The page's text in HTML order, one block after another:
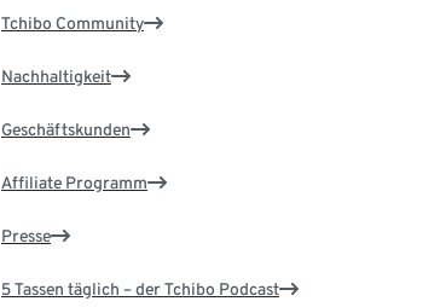
Tchibo Community
Nachhaltigkeit
Geschäftskunden
Affiliate Programm
Presse
5 Tassen täglich – der Tchibo Podcast